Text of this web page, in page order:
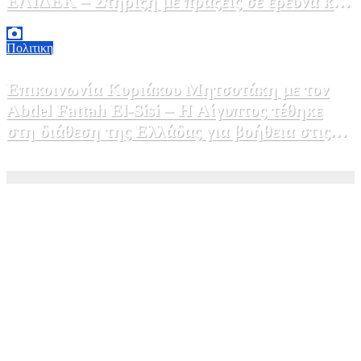
καινοτομία»
Πολιτικη
Επικοινωνία Κυριάκου Μητσοτάκη με τον
Abdel Fattah El-Sisi – Η Αίγυπτος τέθηκε
στη διάθεση της Ελλάδας για βοήθεια στις